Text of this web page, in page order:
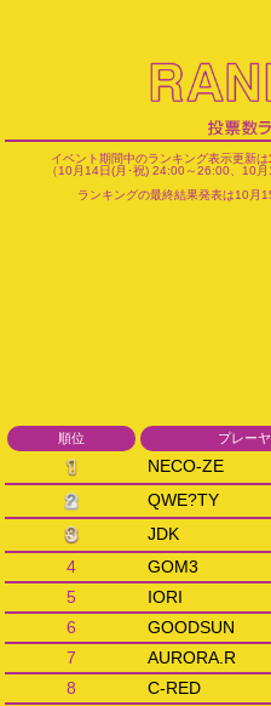
イベント期間中のランキング表示更新は
（10月14日(月･祝) 24:00～26:00、10
ランキングの最終結果発表は10月
順位
プレー
NECO-ZE
QWE?TY
JDK
4
GOM3
5
IORI
6
GOODSUN
7
AURORA.R
8
C-RED